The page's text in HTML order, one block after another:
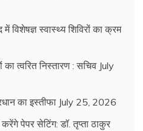
स्वास्थ्य शिविरों का क्रम
त्वरित निस्तारण : सचिव July
का इस्तीफा July 25, 2026
पेपर सेटिंग: डॉ. तृप्ता ठाकुर